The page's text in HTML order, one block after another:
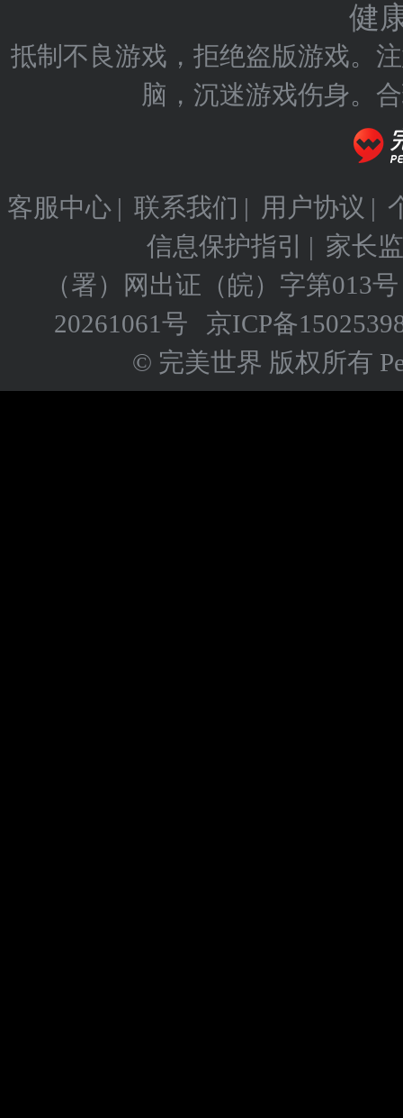
健
抵制不良游戏，拒绝盗版游戏。
脑，沉迷游戏伤身。
客服中心 | 联系我们 | 用户协议 |
信息保护指引
| 家长
（署）网出证（皖）字第013号
20261061号
京ICP备
© 完美世界 版权所有